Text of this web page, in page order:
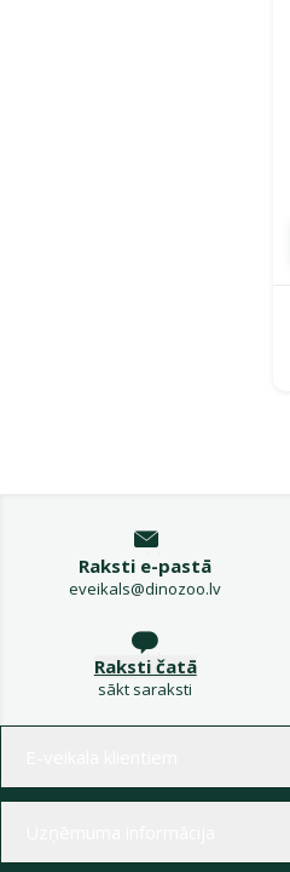
Raksti e-pastā
eveikals@dinozoo.lv
Raksti čatā
sākt saraksti